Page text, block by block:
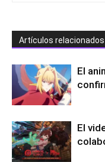
Artículos relacionados
El
El